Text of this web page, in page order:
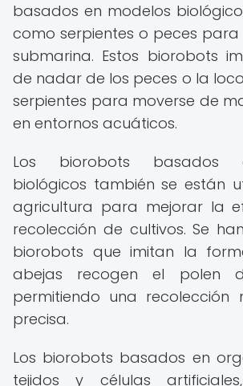
basados en modelos
como serpientes o peces
submarina. Estos biorobots
de nadar de los peces o la
serpientes para moverse de
en entornos acuáticos.
Los biorobots basados
biológicos también se están
agricultura para mejorar la
recolección de cultivos. Se
biorobots que imitan la
abejas recogen el polen
permitiendo una
precisa.
Los biorobots basados en
tejidos y células